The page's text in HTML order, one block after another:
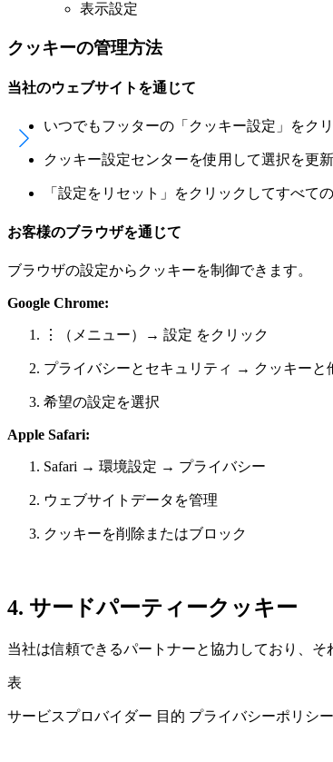
表示設定
クッキーの管理方法
当社のウェブサイトを通じて
いつでもフッターの「クッキー設定」をク
クッキー設定センターを使用して選択を更新
「設定をリセット」をクリックしてすべて
お客様のブラウザを通じて
ブラウザの設定からクッキーを制御できます。
Google Chrome:
⋮（メニュー）→ 設定 をクリック
プライバシーとセキュリティ → クッキーと
希望の設定を選択
Apple Safari:
Safari → 環境設定 → プライバシー
ウェブサイトデータを管理
クッキーを削除またはブロック
4. サードパーティークッキー
当社は信頼できるパートナーと協力しており、
表
サービスプロバイダー 目的 プライバシーポリシ